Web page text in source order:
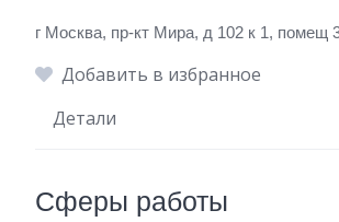
г Москва, пр-кт Мира, д 102 к 1, помещ
Добавить в избранное
Детали
Сферы работы